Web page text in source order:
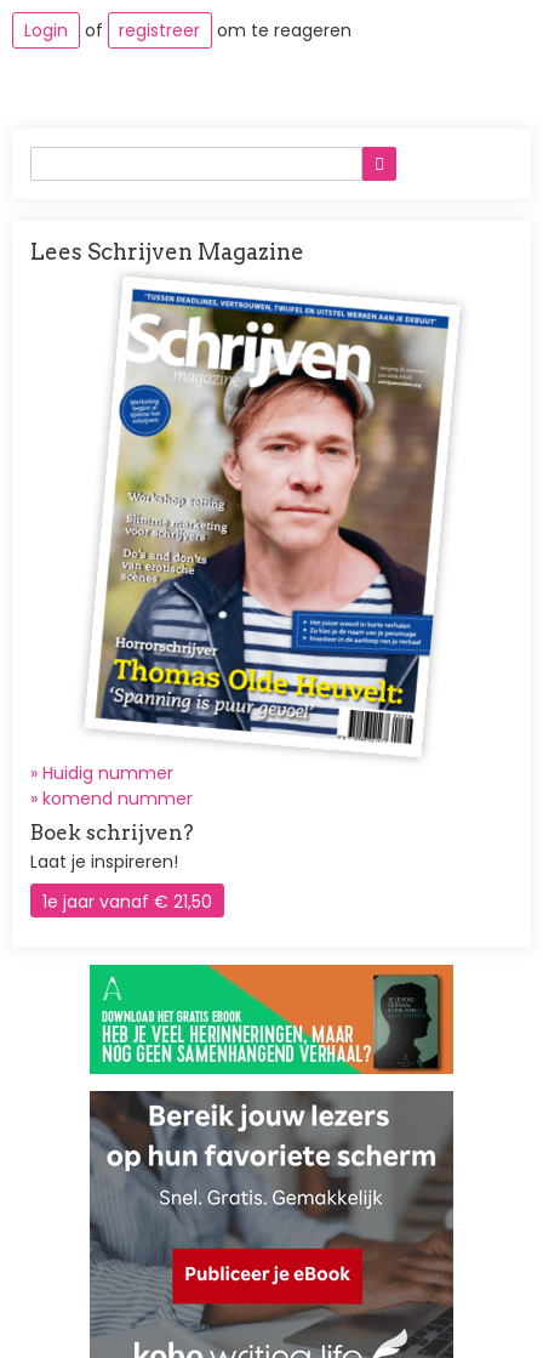
Login of registreer om te reageren
Lees Schrijven Magazine
Afbeelding
» Huidig nummer
» komend nummer
Boek schrijven?
Laat je inspireren!
1e jaar vanaf € 21,50